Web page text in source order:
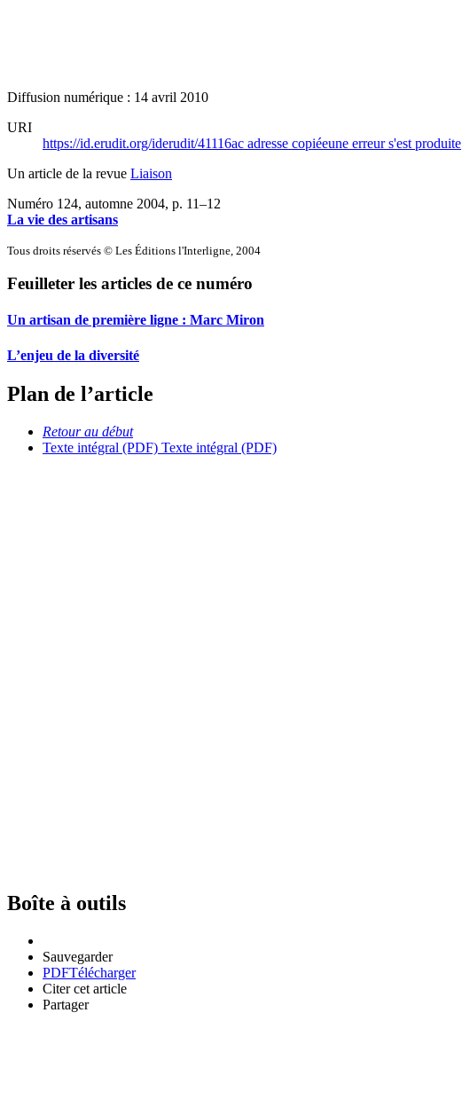
Diffusion numérique : 14 avril 2010
URI
https://id.erudit.org/iderudit/41116ac adresse copiéeune erreur s'est produite
Un article de la revue Liaison
Numéro 124, automne 2004, p. 11–12
La vie des artisans
Tous droits réservés © Les Éditions l'Interligne, 2004
Feuilleter les articles de ce numéro
Un artisan de première ligne : Marc Miron
L’enjeu de la diversité
Plan de l’article
Retour au début
Texte intégral (PDF) Texte intégral (PDF)
Boîte à outils
Sauvegarder
PDFTélécharger
Citer cet article
Partager